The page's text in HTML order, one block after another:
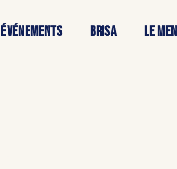
ÉVÉNEMENTS BRISA LE